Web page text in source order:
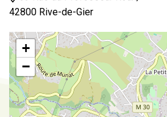
42800 Rive-de-Gier
+
−